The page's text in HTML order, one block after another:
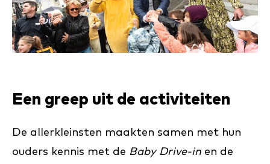
Een greep uit de activiteiten
De allerkleinsten maakten samen met hun
ouders kennis met de Baby Drive-in en de